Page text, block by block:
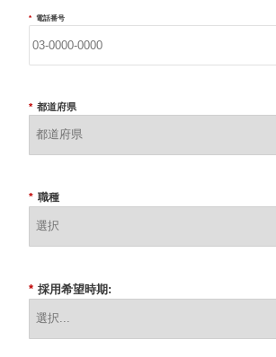
* 電話番号
* 都道府県
* 職種
* 採用希望時期: